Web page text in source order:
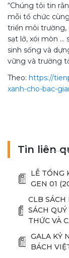
“Chúng tôi tin
mỗi tổ chức
triển môi trường,
sạt lở, xói mòn …
sinh sống và
vững và trường
Theo: https://
xanh-cho-bac-
Tin liên
LỄ TỔNG
GEN 01
CLB SÁCH
SÁCH
THỨC VÀ
GALA KỶ
BÁCH